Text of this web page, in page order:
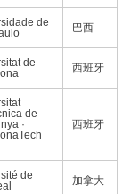
de
巴西
de
西班牙
de
·
西班牙
de
加拿大